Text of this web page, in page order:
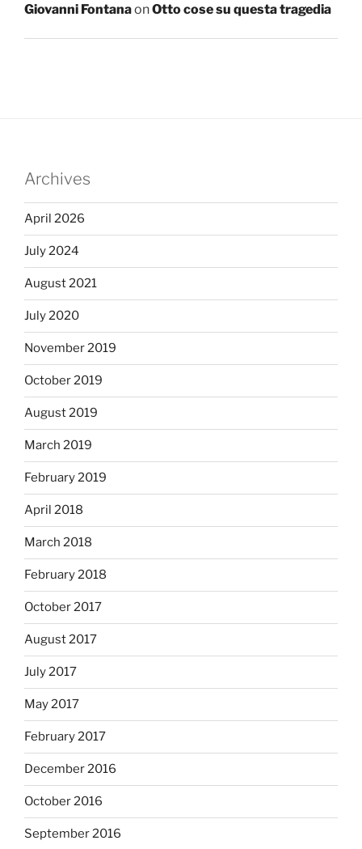
Giovanni FontanaonOtto cose su questa tragedia
Archives
April 2026
July 2024
August 2021
July 2020
November 2019
October 2019
August 2019
March 2019
February 2019
April 2018
March 2018
February 2018
October 2017
August 2017
July 2017
May 2017
February 2017
December 2016
October 2016
September 2016